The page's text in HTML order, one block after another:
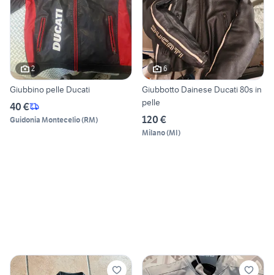
2
Giubbino pelle Ducati
40 €
Guidonia Montecelio(RM)
6
Giubbotto Dainese Ducati 80s in
pelle
120 €
Milano(MI)